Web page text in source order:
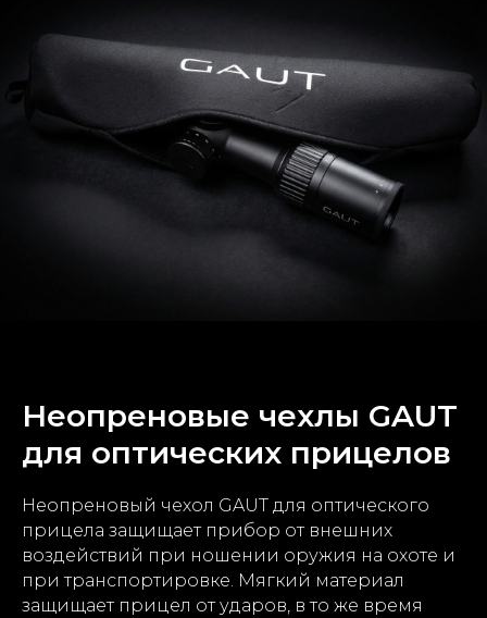
Неопреновые чехлы GAUT
для оптических прицелов
Неопреновый чехол GAUT для оптического
прицела защищает прибор от внешних
воздействий при ношении оружия на охоте и
при транспортировке. Мягкий материал
защищает прицел от ударов, в то же время
САНКТ-ПЕТЕРБУРГ
Московский проспект, д.222
пн - пт 10:00-20:00